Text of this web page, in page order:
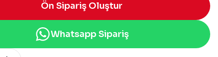
Ön Sipariş Oluştur
Whatsapp Sipariş